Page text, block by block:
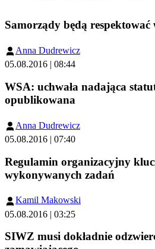
Samorządy będą
Anna Dudrewicz
05.08.2016 | 08:44
WSA: uchwała nadająca
opublikowana
Anna Dudrewicz
05.08.2016 | 07:40
Regulamin organizacyjny
wykonywanych zadań
Kamil Makowski
05.08.2016 | 03:25
SIWZ musi dokładnie